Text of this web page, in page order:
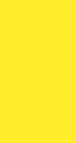
GBP (€
turismo della
sempre più
FIVET con
La doppia
del
molto meno